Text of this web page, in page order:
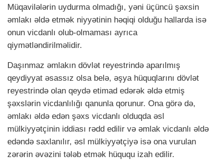
Müqavilələrin uydurma olmadığı, yəni üçüncü şəxsin
əmlakı əldə etmək niyyətinin həqiqi olduğu hallarda isə
onun vicdanlı olub-olmaması ayrıca
qiymətləndirilməlidir.
Daşınmaz əmlakın dövlət reyestrində aparılmış
qeydiyyat əsassız olsa belə, əşya hüquqlarını dövlət
reyestrində olan qeydə etimad edərək əldə etmiş
şəxslərin vicdanlılığı qanunla qorunur. Ona görə də,
əmlakı əldə edən şəxs vicdanlı olduqda əsl
mülkiyyətçinin iddiası rədd edilir və əmlak vicdanlı əldə
edəndə saxlanılır, əsl mülkiyyətçiyə isə ona vurulan
zərərin əvəzini tələb etmək hüququ izah edilir.